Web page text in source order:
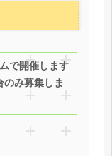
で開催します
み募集しま